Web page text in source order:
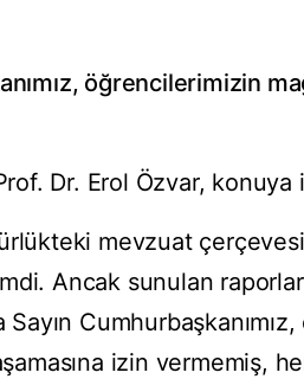
öğrencilerimizin
Dr. Erol Özvar,
mevzuat
Ancak sunulan
izin vermemiş,